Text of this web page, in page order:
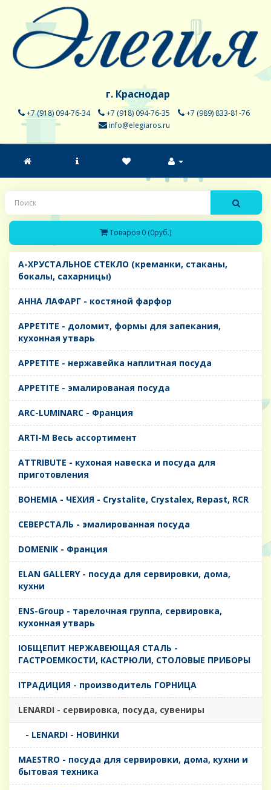
г. Краснодар
+7 (918) 094-76-34 +7 (918) 094-76-35
+7 (989) 833-81-76
info@elegiaros.ru
Товаров 0 (0руб.)
A-ХРУСТАЛЬНОЕ СТЕКЛО (креманки, стаканы,
бокалы, сахарницы)
AHHA ЛАФАРГ - костяной фарфор
APPETITE - доломит, формы для запекания,
кухонная утварь
APPETITE - нержавейка наплитная посуда
APPETITE - эмалированая посуда
ARC-LUMINARC - Франция
ARTI-M Весь ассортимент
ATTRIBUTE - кухоная навеска и посуда для
приготовления
BOHEMIA - ЧЕХИЯ - Crystalite, Crystalex, Repast, RCR
CЕВЕРСТАЛЬ - эмалированная посуда
DOMENIK - Франция
ELAN GALLERY - посуда для сервировки, дома,
кухни
ENS-Group - тарелочная группа, сервировка,
кухонная утварь
IОБЩЕПИТ НЕРЖАВЕЮЩАЯ СТАЛЬ -
ГАСТРОЕМКОСТИ, КАСТРЮЛИ, СТОЛОВЫЕ ПРИБОРЫ
IТРАДИЦИЯ - производитель ГОРНИЦА
LENARDI - сервировка, посуда, сувениры
- LENARDI - НОВИНКИ
MAESTRO - посуда для сервировки, дома, кухни и
бытовая техника